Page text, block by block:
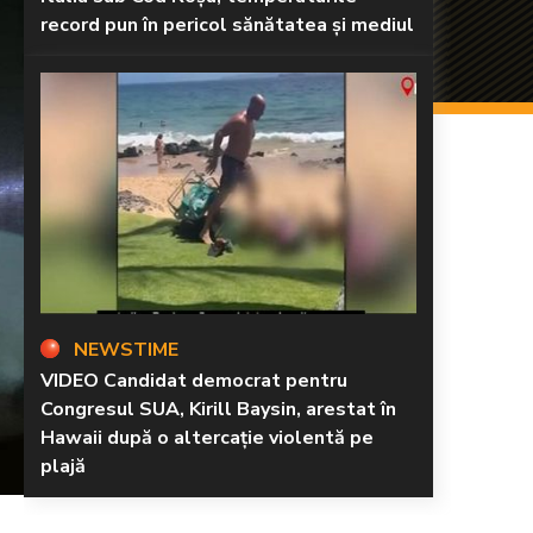
record pun în pericol sănătatea și mediul
NEWSTIME
VIDEO Candidat democrat pentru
Congresul SUA, Kirill Baysin, arestat în
Hawaii după o altercație violentă pe
plajă